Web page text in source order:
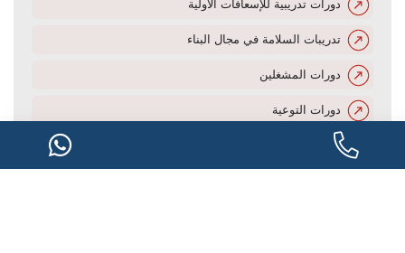
دورات تدريبية للإسعافات الأولية
تدريبات السلامة في مجال البناء
دورات المشغلين
دورات التوعية